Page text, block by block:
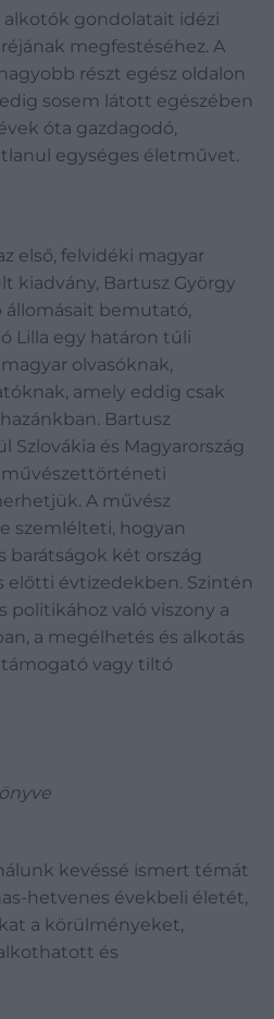
alkotók gondolatait idézi
megfestéséhez. A
részt egész oldalon
sosem látott egészében
óta gazdagodó,
egységes életművet.
első, felvidéki magyar
kiadvány, Bartusz György
bemutató,
Lilla egy határon túli
olvasóknak,
amely eddig csak
Bartusz
Szlovákia és Magyarország
A művész
szemlélteti, hogyan
barátságok két ország
előtti évtizedekben. Szintén
politikához való viszony a
a megélhetés és alkotás
támogató vagy tiltó
kevéssé ismert témát
hetvenes évekbeli életét,
a körülményeket,
és